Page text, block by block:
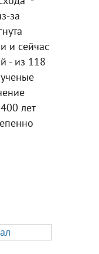
за
и сейчас
- из 118
лет